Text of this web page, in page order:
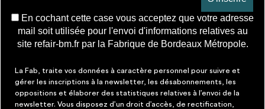
En cochant cette case vous acceptez que votre adresse
mail soit utilisée pour l'envoi d'informations relatives au
site refair-bm.fr par la Fabrique de Bordeaux Métropole.
La Fab, traite vos données à caractère personnel pour suivre et
gérer les inscriptions à la newsletter, les désabonnements, les
oppositions et élaborer des statistiques relatives à l’envoi de la
newsletter. Vous disposez d’un droit d’accès, de rectification,